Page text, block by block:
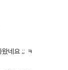
네요 ;; ㅋ